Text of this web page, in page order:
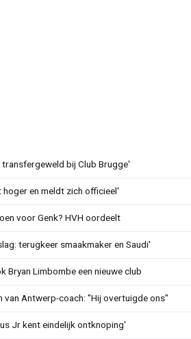
bij Club Brugge'
en meldt zich officieel'
voor Genk? HVH oordeelt
terugkeer smaakmaker en Saudi'
Bryan Limbombe een nieuwe club
van Antwerp-coach: "Hij overtuigde ons"
Jr kent eindelijk ontknoping'